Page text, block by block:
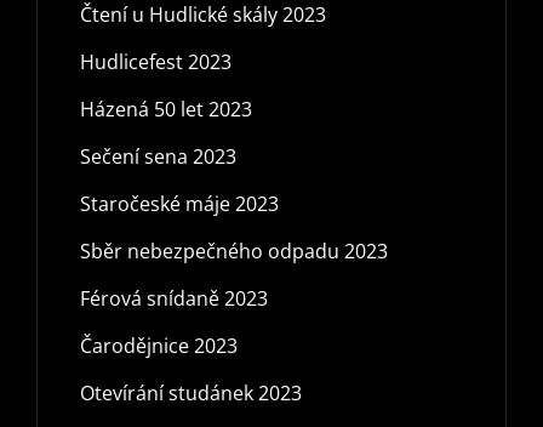
Čtení u Hudlické skály 2023
Hudlicefest 2023
Házená 50 let 2023
Sečení sena 2023
Staročeské máje 2023
Sběr nebezpečného odpadu 2023
Férová snídaně 2023
Čarodějnice 2023
Otevírání studánek 2023